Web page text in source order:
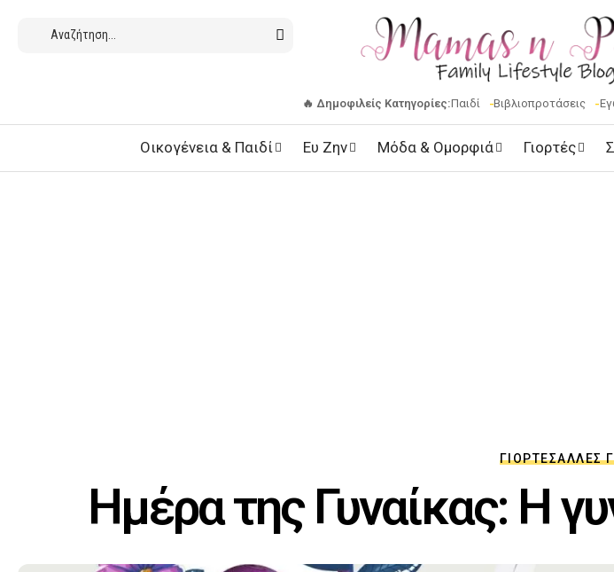
🔥 Δημοφιλείς Κατηγορίες:Παιδί Βιβλιοπροτάσεις
Οικογένεια & Παιδί Ευ Ζην Μόδα & Ομορφιά Γιορτές
ΓΙΟΡΤΈΣΆΛΛΕΣ
Ημέρα της Γυναίκας: Η